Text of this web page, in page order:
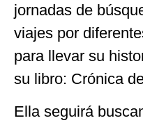
jornadas de
viajes por
para llevar su
su libro: Crónica
Ella seguirá